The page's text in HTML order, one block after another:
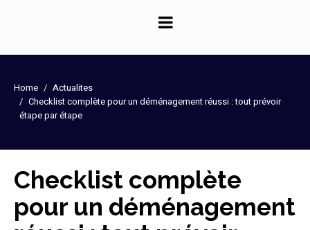
Home
Actualites
Checklist complète pour un déménagement réussi : tout prévoir
étape par étape
Checklist complète
pour un déménagement